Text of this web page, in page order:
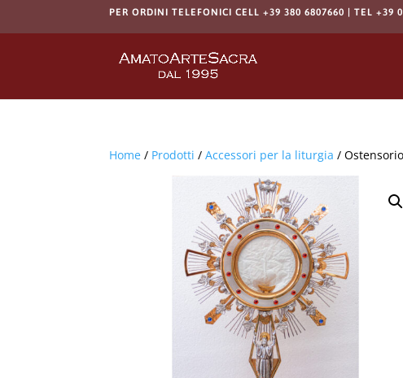
PER ORDINI TELEFONICI CELL +39 380 6807660 | TEL +39
Home / Prodotti /Accessori per la liturgia /